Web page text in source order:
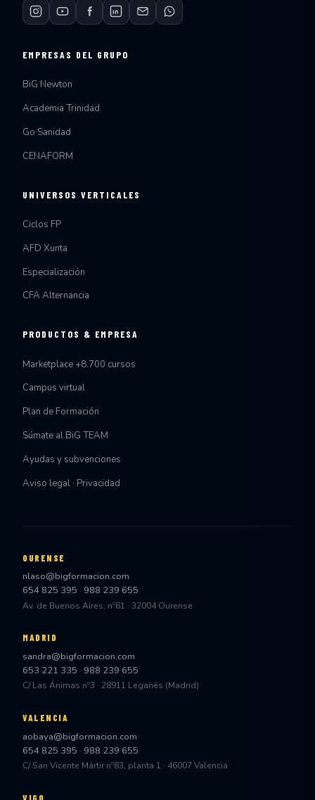
EMPRESAS DEL GRUPO
BiG Newton
Academia Trinidad
Go Sanidad
CENAFORM
UNIVERSOS VERTICALES
Ciclos FP
AFD Xunta
Especialización
CFA Alternancia
PRODUCTOS & EMPRESA
Marketplace +8.700 cursos
Campus virtual
Plan de Formación
Súmate al BiG TEAM
Ayudas y subvenciones
Aviso legal · Privacidad
OURENSE
nlaso@bigformacion.com
654 825 395 · 988 239 655
Av. de Buenos Aires, nº61 · 32004 Ourense
MADRID
sandra@bigformacion.com
653 221 335 · 988 239 655
C/ Las Ánimas nº3 · 28911 Leganés (Madrid)
VALENCIA
aobaya@bigformacion.com
654 825 395 · 988 239 655
C/ San Vicente Mártir nº83, planta 1 · 46007 Valencia
VIGO